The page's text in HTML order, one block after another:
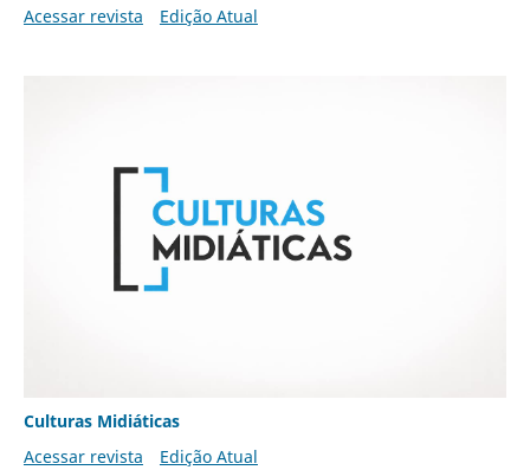
Acessar revista
Edição Atual
Culturas Midiáticas
Acessar revista
Edição Atual